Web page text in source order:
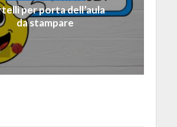
per porta dell’aula
da stampare